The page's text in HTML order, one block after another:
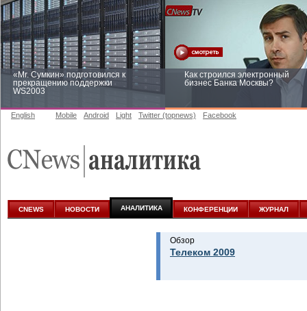
«Mr. Сумкин» подготовился к
прекращению поддержки
WS2003
Как строился электронный
бизнес Банка Москвы?
аналитике
English Mobile Android Light Twitter (topnews) Facebook
CNEWS НОВОСТИ АНАЛИТИКА КОНФЕРЕНЦИИ ЖУРНАЛ
Обзор
Телеком 2009